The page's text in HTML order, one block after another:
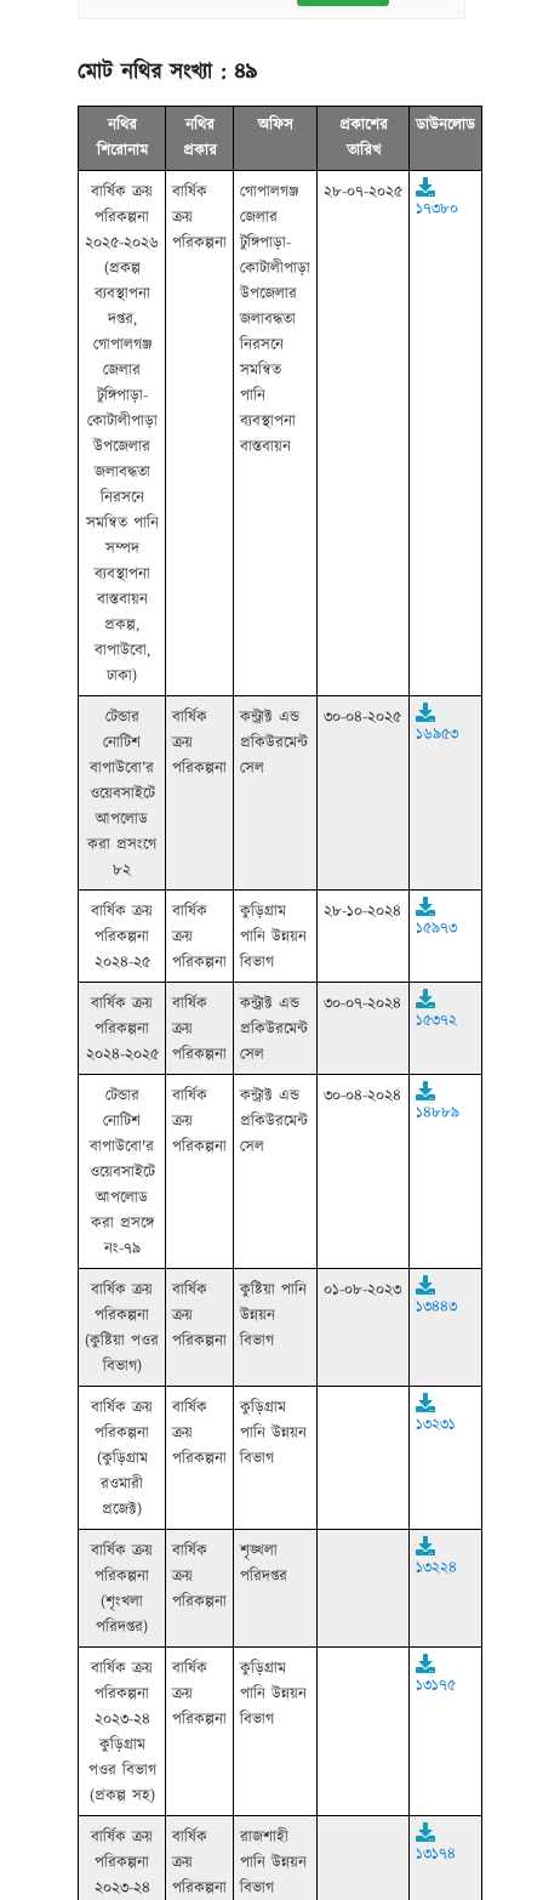
মোট নথির সংখ্যা : ৪৯
নথির
শিরোনাম
নথির
প্রকার
অফিস
প্রকাশের
তারিখ
ডাউনলোড
বার্ষিক ক্রয়
পরিকল্পনা
২০২৫-২০২৬
(প্রকল্প
ব্যবস্থাপনা
দপ্তর,
গোপালগঞ্জ
জেলার
টুঙ্গিপাড়া-
কোটালীপাড়া
উপজেলার
জলাবদ্ধতা
নিরসনে
সমন্বিত পানি
সম্পদ
ব্যবস্থাপনা
বাস্তবায়ন
প্রকল্প,
বাপাউবো,
ঢাকা)
বার্ষিক
ক্রয়
পরিকল্পনা
গোপালগঞ্জ
জেলার
টুঙ্গিপাড়া-
কোটালীপাড়া
উপজেলার
জলাবদ্ধতা
নিরসনে
সমন্বিত
পানি
ব্যবস্থাপনা
বাস্তবায়ন
২৮-০৭-২০২৫
১৭৩৮০
টেন্ডার
নোটিশ
বাপাউবো’র
ওয়েবসাইটে
আপলোড
করা প্রসংগে
৮২
বার্ষিক
ক্রয়
পরিকল্পনা
কন্ট্রাক্ট এন্ড
প্রকিউরমেন্ট
সেল
৩০-০৪-২০২৫
১৬৯৫৩
বার্ষিক ক্রয়
পরিকল্পনা
২০২৪-২৫
বার্ষিক
ক্রয়
পরিকল্পনা
কুড়িগ্রাম
পানি উন্নয়ন
বিভাগ
২৮-১০-২০২৪
১৫৯৭৩
বার্ষিক ক্রয়
পরিকল্পনা
২০২৪-২০২৫
বার্ষিক
ক্রয়
পরিকল্পনা
কন্ট্রাক্ট এন্ড
প্রকিউরমেন্ট
সেল
৩০-০৭-২০২৪
১৫৩৭২
টেন্ডার
নোটিশ
বাপাউবো'র
ওয়েবসাইটে
আপলোড
করা প্রসঙ্গে
নং-৭৯
বার্ষিক
ক্রয়
পরিকল্পনা
কন্ট্রাক্ট এন্ড
প্রকিউরমেন্ট
সেল
৩০-০৪-২০২৪
১৪৮৮৯
বার্ষিক ক্রয়
পরিকল্পনা
(কুষ্টিয়া পওর
বিভাগ)
বার্ষিক
ক্রয়
পরিকল্পনা
কুষ্টিয়া পানি
উন্নয়ন
বিভাগ
০১-০৮-২০২৩
১৩৪৪৩
বার্ষিক ক্রয়
পরিকল্পনা
(কুড়িগ্রাম
রওমারী
প্রজেক্ট)
বার্ষিক
ক্রয়
পরিকল্পনা
কুড়িগ্রাম
পানি উন্নয়ন
বিভাগ
১৩২৩১
বার্ষিক ক্রয়
পরিকল্পনা
(শৃংখলা
পরিদপ্তর)
বার্ষিক
ক্রয়
পরিকল্পনা
শৃঙ্খলা
পরিদপ্তর
১৩২২৪
বার্ষিক ক্রয়
পরিকল্পনা
২০২৩-২৪
কুড়িগ্রাম
পওর বিভাগ
(প্রকল্প সহ)
বার্ষিক
ক্রয়
পরিকল্পনা
কুড়িগ্রাম
পানি উন্নয়ন
বিভাগ
১৩১৭৫
বার্ষিক ক্রয়
পরিকল্পনা
২০২৩-২৪
বার্ষিক
ক্রয়
পরিকল্পনা
রাজশাহী
পানি উন্নয়ন
বিভাগ
১৩১৭৪